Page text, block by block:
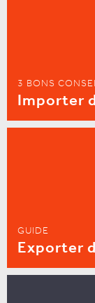
3 BONS
Importer
GUIDE
Exporter